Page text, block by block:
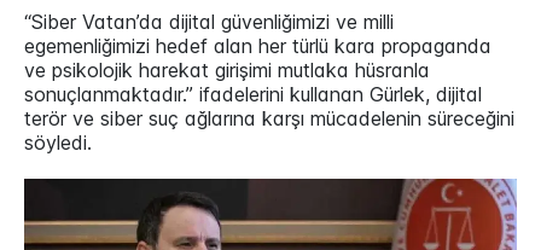
“Siber Vatan’da dijital güvenliğimizi ve milli
egemenliğimizi hedef alan her türlü kara propaganda
ve psikolojik harekat girişimi mutlaka hüsranla
sonuçlanmaktadır.” ifadelerini kullanan Gürlek, dijital
terör ve siber suç ağlarına karşı mücadelenin süreceğini
söyledi.